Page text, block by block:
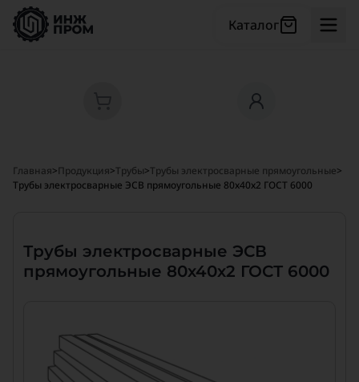
Каталог
Главная>Продукция> Трубы> Трубы электросварные прямоугольные>
Трубы электросварные ЭСВ прямоугольные 80х40х2 ГОСТ 6000
Трубы электросварные ЭСВ
прямоугольные 80х40х2 ГОСТ 6000